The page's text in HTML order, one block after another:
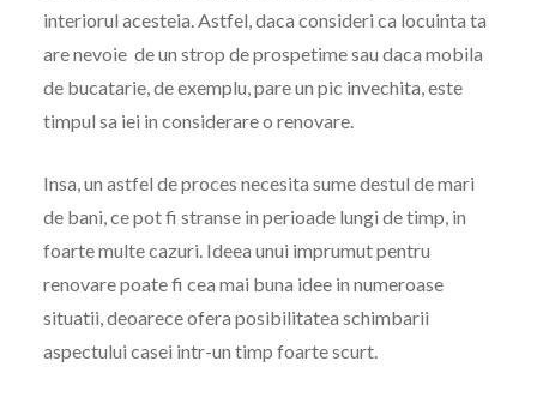
interiorul acesteia. Astfel, daca consideri ca locuinta ta
are nevoie de un strop de prospetime sau daca mobila
de bucatarie, de exemplu, pare un pic invechita, este
timpul sa iei in considerare o renovare.
Insa, un astfel de proces necesita sume destul de mari
de bani, ce pot fi stranse in perioade lungi de timp, in
foarte multe cazuri. Ideea unui imprumut pentru
renovare poate fi cea mai buna idee in numeroase
situatii, deoarece ofera posibilitatea schimbarii
aspectului casei intr-un timp foarte scurt.